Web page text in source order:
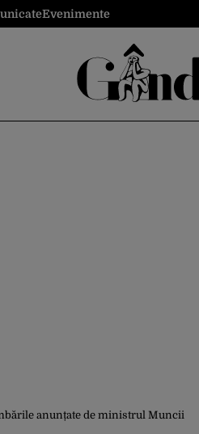
Evenimente
anunțate de ministrul Muncii